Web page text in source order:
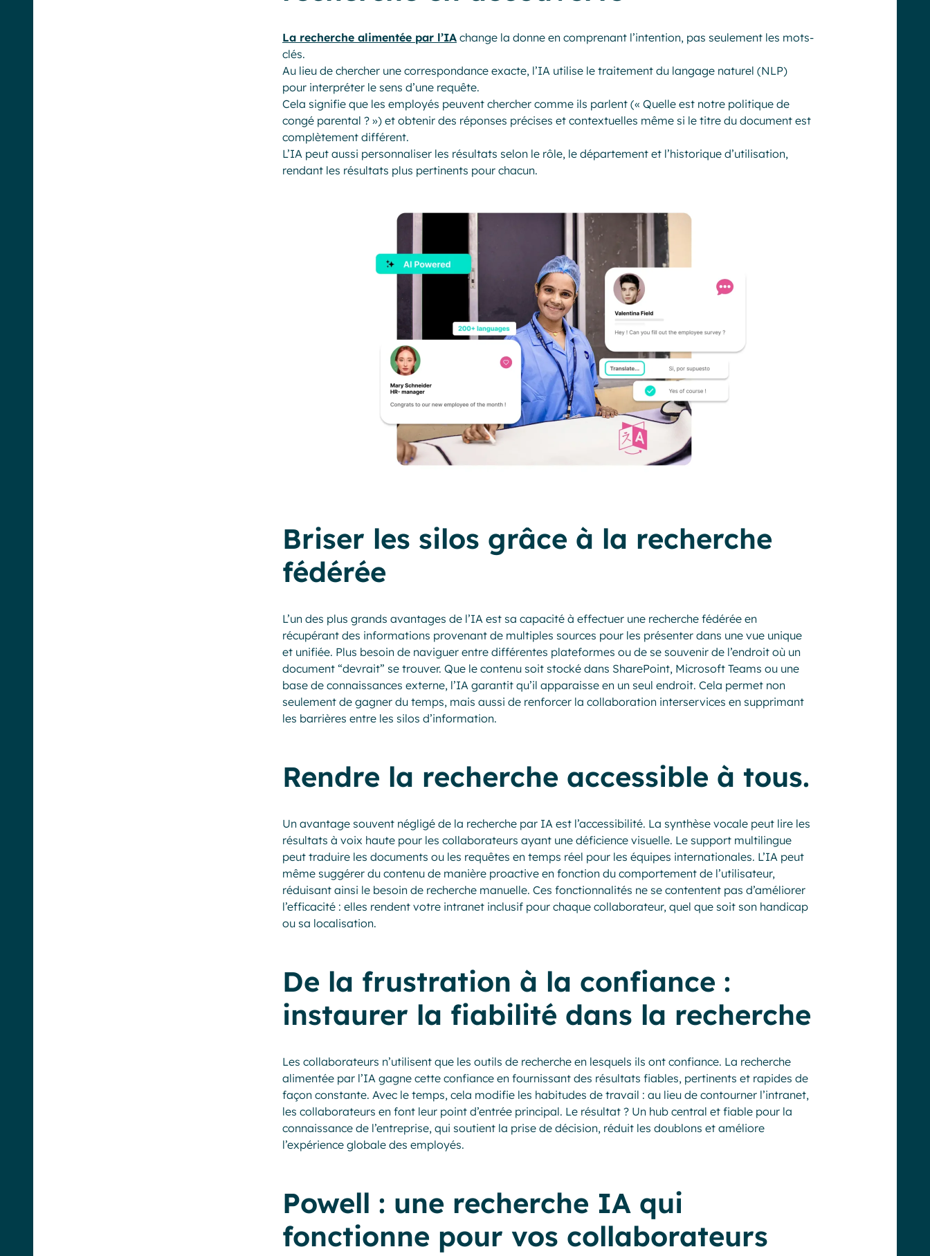
La recherche alimentée par l’IA change la donne en comprenant l’intention, pas seulement les mots-
clés.
Au lieu de chercher une correspondance exacte, l’IA utilise le traitement du langage naturel (NLP)
pour interpréter le sens d’une requête.
Cela signifie que les employés peuvent chercher comme ils parlent (« Quelle est notre politique de
congé parental ? ») et obtenir des réponses précises et contextuelles même si le titre du document est
complètement différent.
L’IA peut aussi personnaliser les résultats selon le rôle, le département et l’historique d’utilisation,
rendant les résultats plus pertinents pour chacun.
Briser les silos grâce à la recherche
fédérée
L’un des plus grands avantages de l’IA est sa capacité à effectuer une recherche fédérée en
récupérant des informations provenant de multiples sources pour les présenter dans une vue unique
et unifiée. Plus besoin de naviguer entre différentes plateformes ou de se souvenir de l’endroit où un
document “devrait” se trouver. Que le contenu soit stocké dans SharePoint, Microsoft Teams ou une
base de connaissances externe, l’IA garantit qu’il apparaisse en un seul endroit. Cela permet non
seulement de gagner du temps, mais aussi de renforcer la collaboration interservices en supprimant
les barrières entre les silos d’information.
Rendre la recherche accessible à tous.
Un avantage souvent négligé de la recherche par IA est l’accessibilité. La synthèse vocale peut lire les
résultats à voix haute pour les collaborateurs ayant une déficience visuelle. Le support multilingue
peut traduire les documents ou les requêtes en temps réel pour les équipes internationales. L’IA peut
même suggérer du contenu de manière proactive en fonction du comportement de l’utilisateur,
réduisant ainsi le besoin de recherche manuelle. Ces fonctionnalités ne se contentent pas d’améliorer
l’efficacité : elles rendent votre intranet inclusif pour chaque collaborateur, quel que soit son handicap
ou sa localisation.
De la frustration à la confiance :
instaurer la fiabilité dans la recherche
Les collaborateurs n’utilisent que les outils de recherche en lesquels ils ont confiance. La recherche
alimentée par l’IA gagne cette confiance en fournissant des résultats fiables, pertinents et rapides de
façon constante. Avec le temps, cela modifie les habitudes de travail : au lieu de contourner l’intranet,
les collaborateurs en font leur point d’entrée principal. Le résultat ? Un hub central et fiable pour la
connaissance de l’entreprise, qui soutient la prise de décision, réduit les doublons et améliore
l’expérience globale des employés.
Powell : une recherche IA qui
fonctionne pour vos collaborateurs